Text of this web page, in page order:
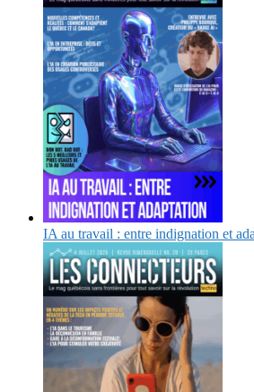
IA au travail : entre indignation et